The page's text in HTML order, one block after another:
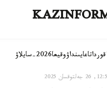
تاعايىنداۋوقيعا2026-سايلاۋ
جەلتوقسان 2025